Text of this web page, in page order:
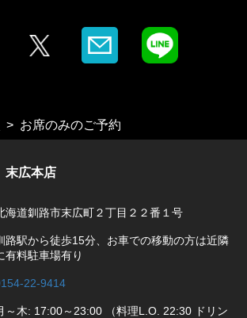
お席のみのご予約
広本店
海道釧路市末広町２丁目２２番１号
路駅から徒歩15分、お車での移動の方は近隣
有料駐車場有り
22-9414
～木: 17:00～23:00 （料理L.O. 22:30 ドリン